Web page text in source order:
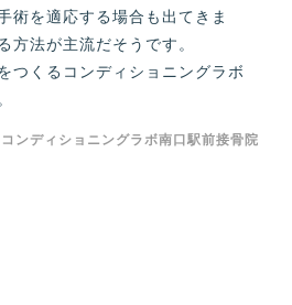
術を適応する場合も出てきま
方法が主流だそうです。
つくるコンディショニングラボ
コンディショニングラボ南口駅前接骨院